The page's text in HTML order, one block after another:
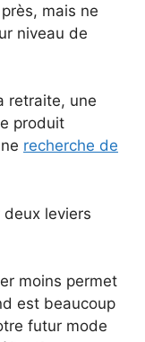
mais ne
niveau de
retraite, une
produit
recherche de
deux leviers
moins permet
est beaucoup
futur mode